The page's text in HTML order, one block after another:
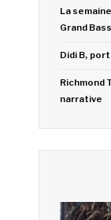
La
Grand
Didi B,
Richmond
narrative